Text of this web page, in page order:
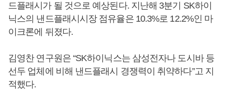
드플래시가 될 것으로 예상된다. 지난해 3분기 SK하이
닉스의 낸드플래시시장 점유율은 10.3%로 12.2%인 마
이크론에 뒤졌다.
김영찬 연구원은 “SK하이닉스는 삼성전자나 도시바 등
선두 업체에 비해 낸드플래시 경쟁력이 취약하다”고 지
적했다.